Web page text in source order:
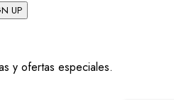
UP
y ofertas especiales.